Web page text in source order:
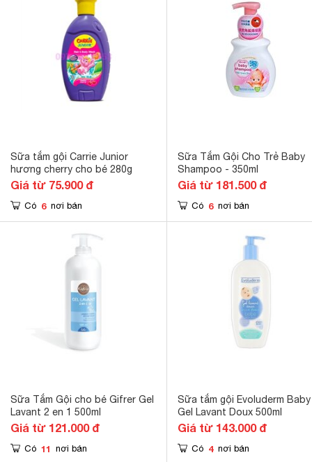
Sữa tắm gội Carrie Junior
hương cherry cho bé 280g
Giá từ 75.900 đ
Có 6 nơi bán
Sữa Tắm Gội Cho Trẻ Baby
Shampoo - 350ml
Giá từ 181.500 đ
Có 6 nơi bán
Sữa Tắm Gội cho bé Gifrer Gel
Lavant 2 en 1 500ml
Giá từ 121.000 đ
Có 11 nơi bán
Sữa tắm gội Evoluderm Baby
Gel Lavant Doux 500ml
Giá từ 143.000 đ
Có 4 nơi bán